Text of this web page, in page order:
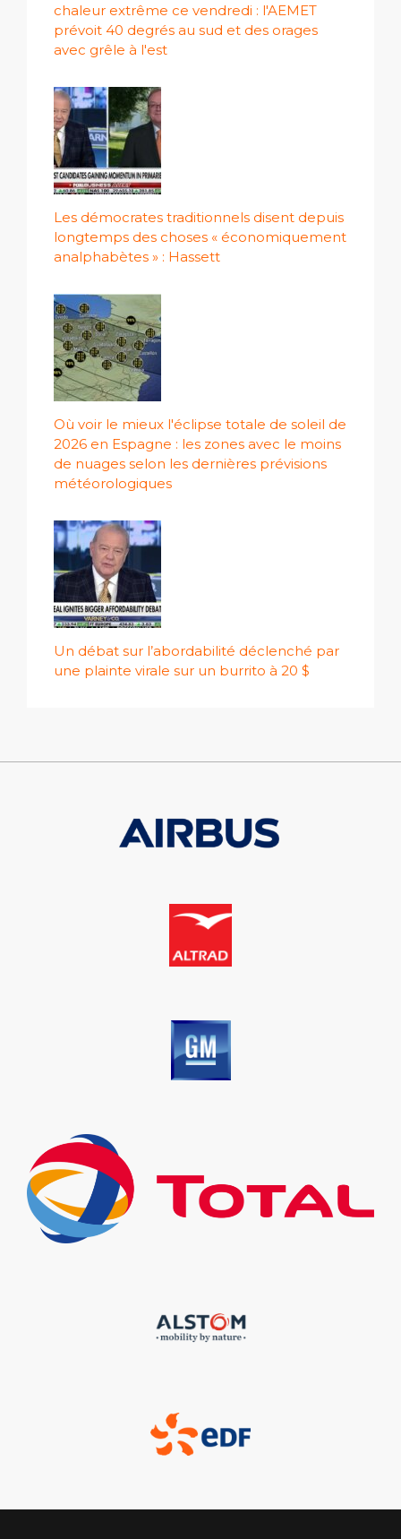
chaleur extrême ce vendredi : l'AEMET
prévoit 40 degrés au sud et des orages
avec grêle à l'est
Les démocrates traditionnels disent depuis
longtemps des choses « économiquement
analphabètes » : Hassett
Où voir le mieux l'éclipse totale de soleil de
2026 en Espagne : les zones avec le moins
de nuages ​​selon les dernières prévisions
météorologiques
Un débat sur l’abordabilité déclenché par
une plainte virale sur un burrito à 20 $